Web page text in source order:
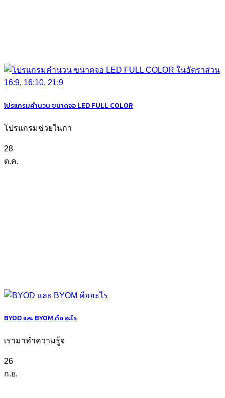
โปรแกรมคำนวน ขนาดจอ LED FULL COLOR
โปรแกรมช่วยในกา
28
ต.ค.
BYOD และ BYOM คือ อะไร
เรามาทำความรู้จ
26
ก.ย.